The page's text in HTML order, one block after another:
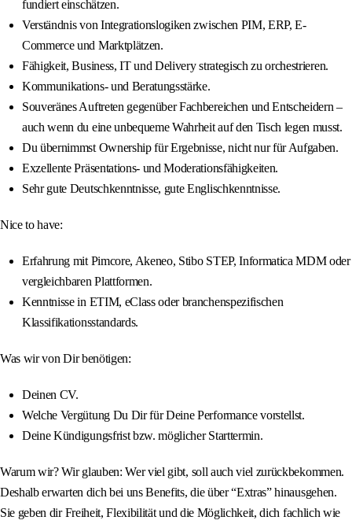
fundiert einschätzen.
Verständnis von Integrationslogiken zwischen PIM, ERP, E-
Commerce und Marktplätzen.
Fähigkeit, Business, IT und Delivery strategisch zu orchestrieren.
Kommunikations- und Beratungsstärke.
Souveränes Auftreten gegenüber Fachbereichen und Entscheidern –
auch wenn du eine unbequeme Wahrheit auf den Tisch legen musst.
Du übernimmst Ownership für Ergebnisse, nicht nur für Aufgaben.
Exzellente Präsentations- und Moderationsfähigkeiten.
Sehr gute Deutschkenntnisse, gute Englischkenntnisse.
Nice to have:
Erfahrung mit Pimcore, Akeneo, Stibo STEP, Informatica MDM oder
vergleichbaren Plattformen.
Kenntnisse in ETIM, eClass oder branchenspezifischen
Klassifikationsstandards.
Was wir von Dir benötigen:
Deinen CV.
Welche Vergütung Du Dir für Deine Performance vorstellst.
Deine Kündigungsfrist bzw. möglicher Starttermin.
Warum wir? Wir glauben: Wer viel gibt, soll auch viel zurückbekommen.
Deshalb erwarten dich bei uns Benefits, die über “Extras” hinausgehen.
Sie geben dir Freiheit, Flexibilität und die Möglichkeit, dich fachlich wie